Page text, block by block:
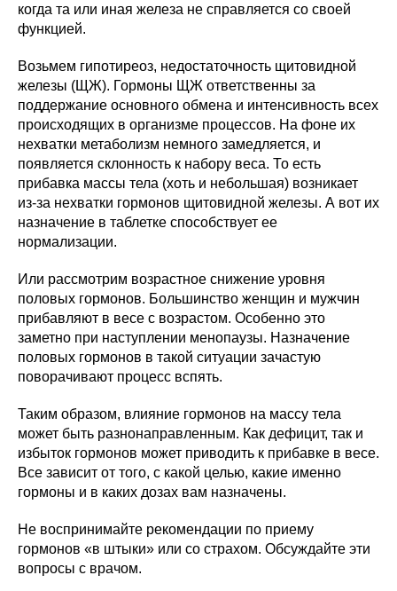
когда та или иная железа не справляется со своей
функцией.
Возьмем гипотиреоз, недостаточность щитовидной
железы (ЩЖ). Гормоны ЩЖ ответственны за
поддержание основного обмена и интенсивность всех
происходящих в организме процессов. На фоне их
нехватки метаболизм немного замедляется, и
появляется склонность к набору веса. То есть
прибавка массы тела (хоть и небольшая) возникает
из-за нехватки гормонов щитовидной железы. А вот их
назначение в таблетке способствует ее
нормализации.
Или рассмотрим возрастное снижение уровня
половых гормонов. Большинство женщин и мужчин
прибавляют в весе с возрастом. Особенно это
заметно при наступлении менопаузы. Назначение
половых гормонов в такой ситуации зачастую
поворачивают процесс вспять.
Таким образом, влияние гормонов на массу тела
может быть разнонаправленным. Как дефицит, так и
избыток гормонов может приводить к прибавке в весе.
Все зависит от того, с какой целью, какие именно
гормоны и в каких дозах вам назначены.
Не воспринимайте рекомендации по приему
гормонов «в штыки» или со страхом. Обсуждайте эти
вопросы с врачом.